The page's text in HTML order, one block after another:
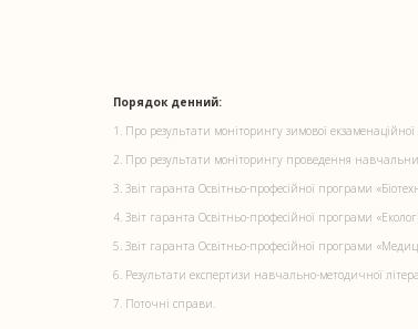
Порядок денний:
1. Про результати моніторингу зимової
2. Про результати моніторингу проведення
3. Звіт гаранта Освітньо-професійної програми
4. Звіт гаранта Освітньо-професійної програми
5. Звіт гаранта Освітньо-професійної програми
6. Результати експертизи навчально-методичної
7. Поточні справи.